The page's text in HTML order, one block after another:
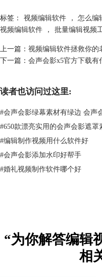
间，同时，会声会影简洁的操作
以往繁琐的编辑流程，真正体会
过会声会影视频编辑软件的人才
豫徘徊的朋友去下载会声会影进
标签： 视频编辑软件 ， 怎么编
视频编辑软件
， 批量编辑视频
上一篇： 视频编辑软件拯救你的
下一篇： 会声会影x5官方下载有
读者也访问过这里:
#会声会影绿幕素材有绿边 会声
#650款漂亮实用的会声会影遮罩
#编辑制作视频用什么软件好
#会声会影添加水印好帮手
#婚礼视频制作软件哪个好
“为你解答编辑
相